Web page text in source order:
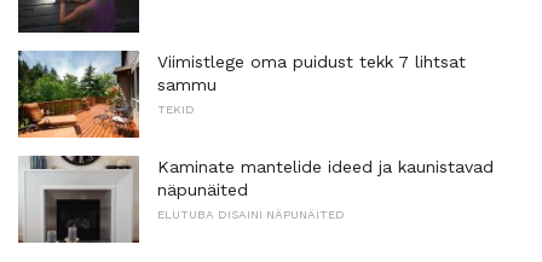
Viimistlege oma puidust tekk 7 lihtsat
sammu
TEKID
Kaminate mantelide ideed ja kaunistavad
näpunäited
ELUTUBA DISAINI NÄPUNÄITED